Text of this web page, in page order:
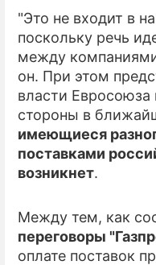
"Это не входит в
поскольку речь
между
он. При этом
власти Евросоюза
стороны в
имеющиеся
поставками
возникнет.
Между тем, как
переговоры
оплате поставок